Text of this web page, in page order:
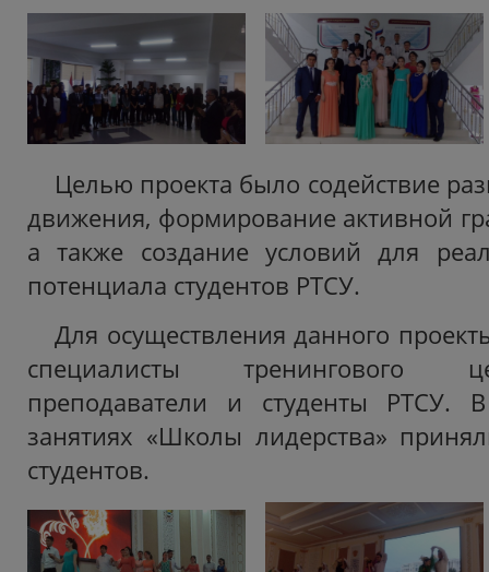
Целью проекта было содействие
движения, формирование активной
а также создание условий для
потенциала студентов РТСУ.
Для осуществления данного
специалисты тренингового
преподаватели и студенты РТСУ.
занятиях «Школы лидерства»
студентов.